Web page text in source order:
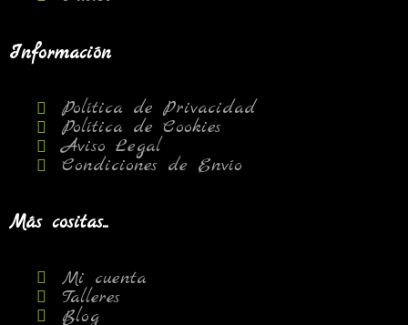
Información
Política de Privacidad
Política de Cookies
Aviso Legal
Condiciones de Envío
Más cositas...
Mi cuenta
Talleres
Blog